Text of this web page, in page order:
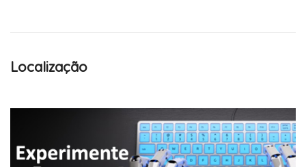
Localização